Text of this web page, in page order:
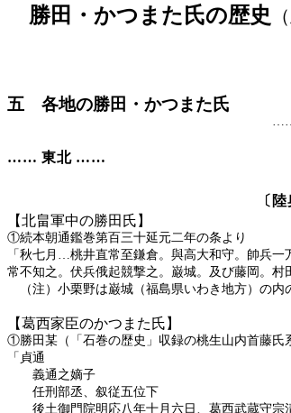
勝田・かつまた氏の歴史
（注）「勝田・か
五 各地の勝田・かつまた氏
…… 東北 ……
【北畠軍中の勝田氏】
①続本朝通鑑巻第百三十延元二年の条より
「秋七月…桃井直常至鎌倉。與高大和守。帥兵
常不知之。伏兵俄起競撃之。巌城。及び藤岡。
（注）小栗野は巌城（福島県いわき地方）の内
【葛西家臣のかつまた氏】
①勝田某（「石巻の歴史」収録の桃生山内首藤氏
「貞通
義通之嫡子
任刑部丞、叙従五位下
後土御門院明応八年十月六日、葛西武蔵守宗